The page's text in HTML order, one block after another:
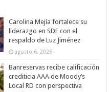
Carolina Mejía fortalece su
liderazgo en SDE con el
respaldo de Luz Jiménez
agosto 6, 2026
Banreservas recibe calificación
crediticia AAA de Moody’s
Local RD con perspectiva